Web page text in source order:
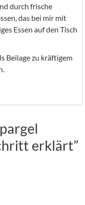
durch frische
das bei mir mit
Essen auf den Tisch
Beilage zu kräftigem
erklärt”